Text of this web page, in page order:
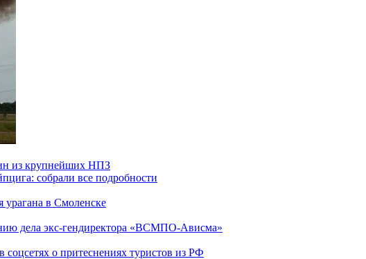
из крупнейших НПЗ
собрали все подробности
в Смоленске
дела экс-гендиректора «ВСМПО-Ависма»
соцсетях о притеснениях туристов из РФ